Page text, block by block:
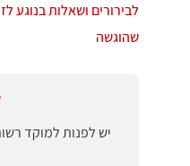
לבירורים ושאלות בנוגע
שהוגשה
יש לפנות למוקד רשות